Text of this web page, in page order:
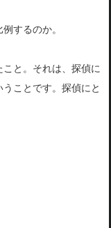
するのか。
と。それは、探偵に
ことです。探偵にと